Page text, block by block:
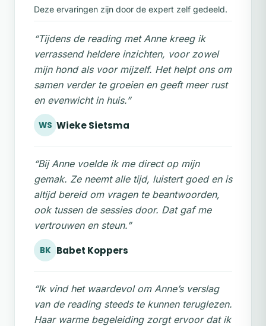
coachingsgesprek waarin ik mijn
bevindingen met je deel en we samen kijken
welke stappen jullie verder helpen.
Werkwijze & aanmelding
Na je aanmelding vul je het
intakeformulier in.
Ik maak op afstand verbinding met jouw
We plannen een coachingsgesprek om
de inzichten te bespreken en je tools aan
te reiken.
Ervaring
Klaar om de verbinding te verdiepen?
Neem contact op om te ontdekken wat ik
voor jullie kan betekenen.
Deze ervaringen zijn door de expert zelf gedeeld.
“Tijdens de reading met Anne kreeg ik
verrassend heldere inzichten, voor zowel
mijn hond als voor mijzelf. Het helpt ons om
samen verder te groeien en geeft meer rust
en evenwicht in huis.”
WS Wieke Sietsma
“Bij Anne voelde ik me direct op mijn
gemak. Ze neemt alle tijd, luistert goed en is
altijd bereid om vragen te beantwoorden,
ook tussen de sessies door. Dat gaf me
vertrouwen en steun.”
BK Babet Koppers
“Ik vind het waardevol om Anne’s verslag
van de reading steeds te kunnen teruglezen.
Haar warme begeleiding zorgt ervoor dat ik